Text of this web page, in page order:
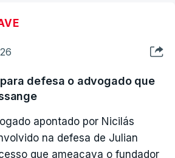
defesa o advogado que
apontado por Nicilás
na defesa de Julian
que ameaçava o fundador